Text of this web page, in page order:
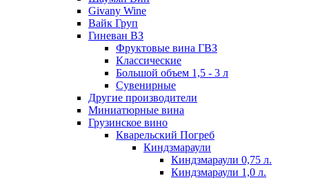
Givany Wine
Вайк Груп
Гиневан ВЗ
Фруктовые вина ГВЗ
Классические
Большой объем 1,5 - 3 л
Сувенирные
Другие производители
Миниатюрные вина
Грузинское вино
Кварельский Погреб
Киндзмараули
Киндзмараули 0,75 л.
Киндзмараули 1,0 л.